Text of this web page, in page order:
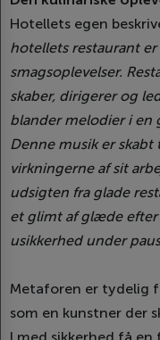
Hotellets egen
hotellets restaurant
smagsoplevelser.
skaber, dirigerer og
blander melodier i en
Denne musik er skabt
virkningerne af sit
udsigten fra glade
et glimt af glæde efter
usikkerhed under
Metaforen er tydelig
som en kunstner der
I med sikkerhed få